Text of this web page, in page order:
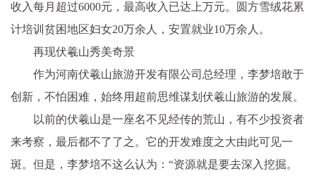
收入每月超过6000元，最高收入已达上万元。圆方雪绒花累
计培训贫困地区妇女20万余人，安置就业10万余人。
再现伏羲山秀美奇景
作为河南伏羲山旅游开发有限公司总经理，李梦培敢于
创新，不怕困难，始终用超前思维谋划伏羲山旅游的发展。
以前的伏羲山是一座名不见经传的荒山，有不少投资者
来考察，最后都不了了之。它的开发难度之大由此可见一
斑。但是，李梦培不这么认为：“资源就是要去深入挖掘。